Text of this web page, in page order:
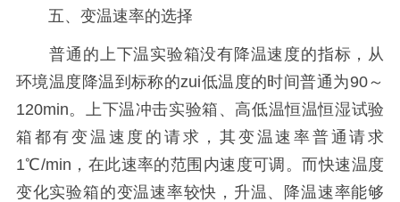
五、变温速率的选择
普通的上下温实验箱没有降温速度的指标，从
环境温度降温到标称的zui低温度的时间普通为90～
120min。上下温冲击实验箱、高低温恒温恒湿试验
箱都有变温速度的请求，其变温速率普通请求
1℃/min，在此速率的范围内速度可调。而快速温度
变化实验箱的变温速率较快，升温、降温速率能够